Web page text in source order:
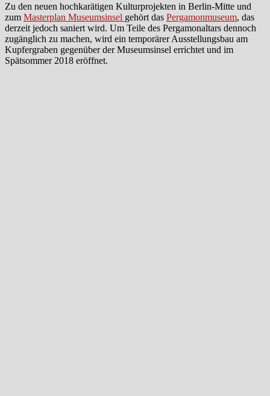
Zu den neuen hochkarätigen Kulturprojekten in Berlin-Mitte und
zum Masterplan Museumsinsel gehört das Pergamonmuseum, das
derzeit jedoch saniert wird. Um Teile des Pergamonaltars dennoch
zugänglich zu machen, wird ein temporärer Ausstellungsbau am
Kupfergraben gegenüber der Museumsinsel errichtet und im
Spätsommer 2018 eröffnet.